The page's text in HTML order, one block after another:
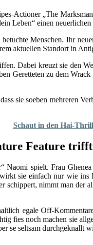
Actioner „The
Leben“ einen
Menschen. Ihr
aktuellen Standort in
Dabei kreuzt sie den
Geretteten zu dem
sie soeben mehreren
Schaut in den Hai-
Feature
Naomi spielt. Frau
sie einfach nur wie
schippert, nimmt man
egale Off-
fies noch machen sie
se seltsam durchgeknallt